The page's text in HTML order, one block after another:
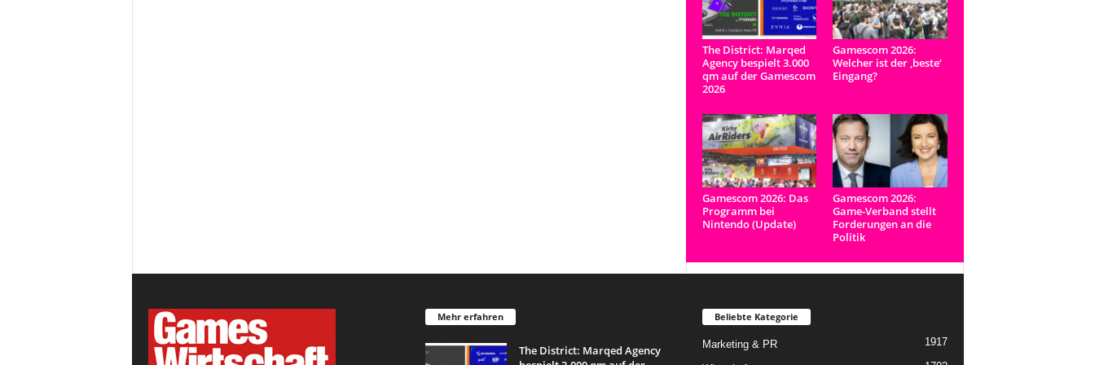
The District: Marqed
Agency bespielt 3.000
qm auf der Gamescom
2026
Gamescom 2026:
Welcher ist der ‚beste‘
Eingang?
Gamescom 2026: Das
Programm bei
Nintendo (Update)
Gamescom 2026:
Game-Verband stellt
Forderungen an die
Politik
Mehr erfahren
The District: Marqed Agency
Beliebte Kategorie
Marketing & PR 1917